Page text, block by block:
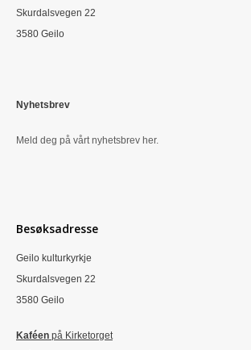
Skurdalsvegen 22
3580 Geilo
Nyhetsbrev
Meld deg på vårt nyhetsbrev her.
Besøksadresse
Geilo kulturkyrkje
Skurdalsvegen 22
3580 Geilo
Kaféen på Kirketorget